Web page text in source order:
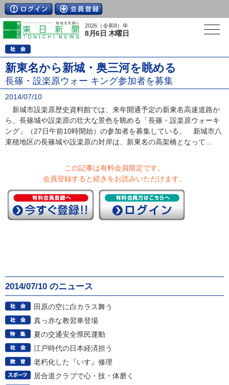
2026（令和8）年
8月6日 木曜日
新東名から新城・奥三河を眺める
長篠・設楽原ウォー キング参加者を募集
2014/07/10
新城市設楽原歴史資料館では、来年開通予定の新東名高速道路か
ら、長篠城や設楽原の壮大な景色を眺める「長篠・設楽原ウォーキ
ング」（27日午前10時開始）の参加者を募集している。 新城市八
束穂地区の長篠城や設楽原の対岸は、新東名の高架橋となって...
この記事は有料会員限定です。
会員登録すると続きをお読みいただけます。
2014/07/10 のニュース
田原の空に白カラス舞う
真っ赤な教習車登場
夏の交通安全県民運動
江戸時代の日本経済担う
老朽化した『いす』修理
居合道クラブで心・技・体磨く